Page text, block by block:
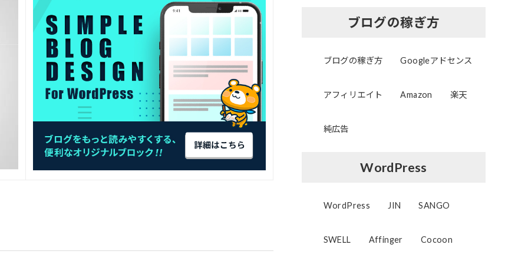
ブログの稼ぎ方
ブログの稼ぎ方 Googleアドセンス
アフィリエイト Amazon 楽天
純広告
WordPress
WordPress JIN SANGO
SWELL Affinger Cocoon